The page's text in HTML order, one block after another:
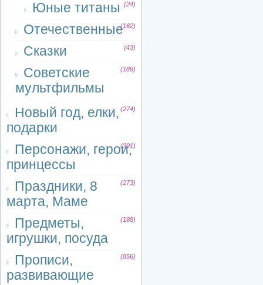
Юные титаны (24)
Отечественные(162)
Сказки (43)
Советские
мультфильмы
(189)
Новый год, елки,
подарки
(274)
Персонажи, герои,
принцессы
(391)
Праздники, 8
марта, Маме
(273)
Предметы,
игрушки, посуда
(188)
Прописи,
развивающие
(856)